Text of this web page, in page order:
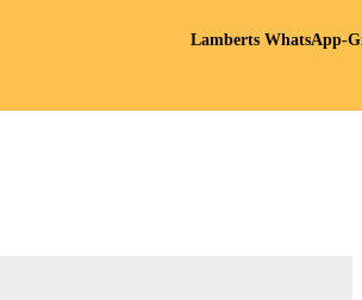
Lamberts WhatsApp-